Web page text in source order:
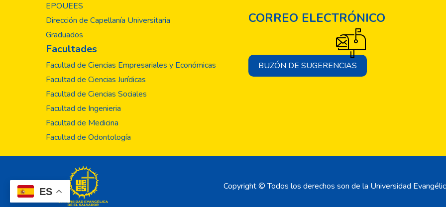
ES
EPOUEES
Dirección de Capellanía Universitaria
Graduados
Facultades
Facultad de Ciencias Empresariales y Económicas
Facultad de Ciencias Jurídicas
Facultad de Ciencias Sociales
Facultad de Ingenieria
Facultad de Medicina
Facultad de Odontología
CORREO ELECTRÓNICO
BUZÓN DE SUGERENCIAS
Copyright © Todos los derechos son de la Universidad